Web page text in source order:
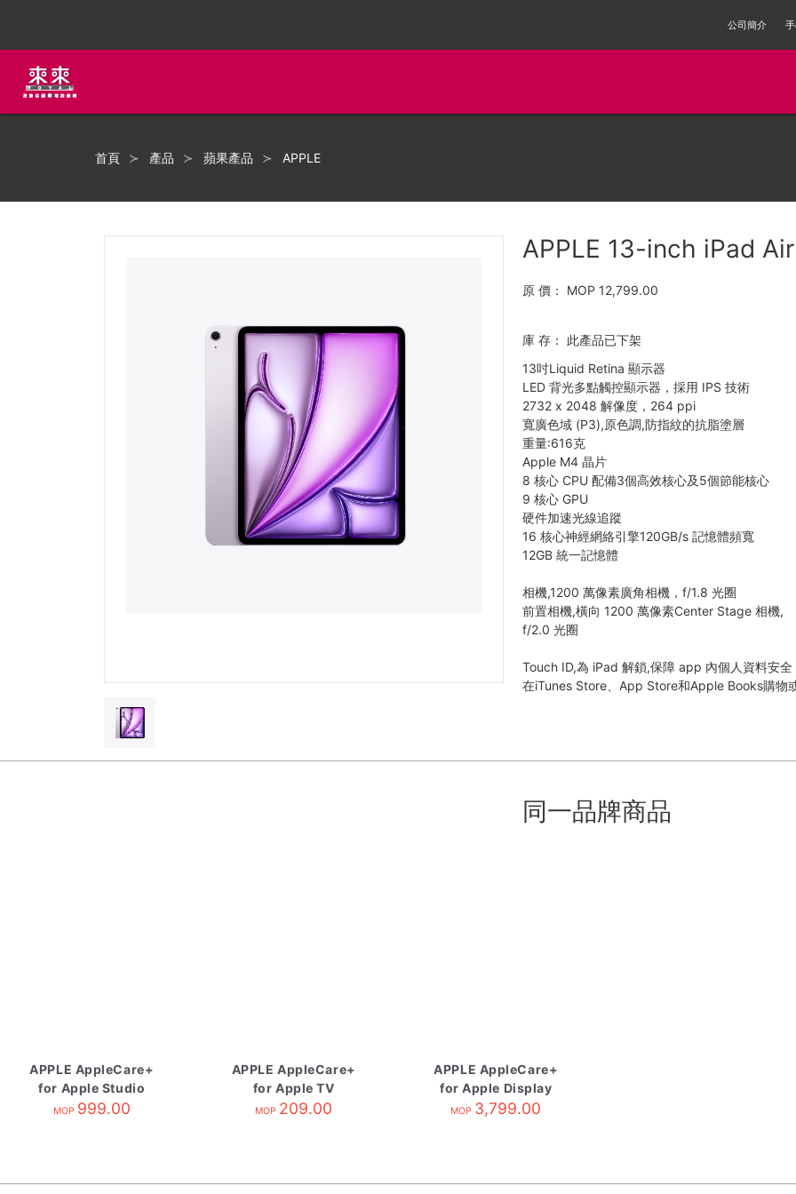
公司簡介
首頁 產品 蘋果產品 APPLE
APPLE 13-inch iPad
原 價： MOP 12,799.00
庫 存：
此產品已下架
13吋Liquid Retina 顯示器
LED 背光多點觸控顯示器，採用 IPS 技術
2732 x 2048 解像度，264 ppi
寬廣色域 (P3),原色調,防指紋的抗脂塗層
重量:616克
Apple M4 晶片
8 核心 CPU 配備3個高效核心及5個節能核心
9 核心 GPU
硬件加速光線追蹤
16 核心神經網絡引擎120GB/s 記憶體頻寬
12GB 統一記憶體
相機,1200 萬像素廣角相機，f/1.8 光圈
前置相機,橫向 1200 萬像素Center Stage 相機,
f/2.0 光圈
Touch ID,為 iPad 解鎖,保障 app 內個人資料安全
在iTunes Store、App Store和Apple Books購物
同一品牌商品
APPLE AppleCare+
for Apple Studio
Display
MOP 999.00
APPLE AppleCare+
for Apple TV
MOP 209.00
APPLE AppleCare+
for Apple Display
MOP 3,799.00